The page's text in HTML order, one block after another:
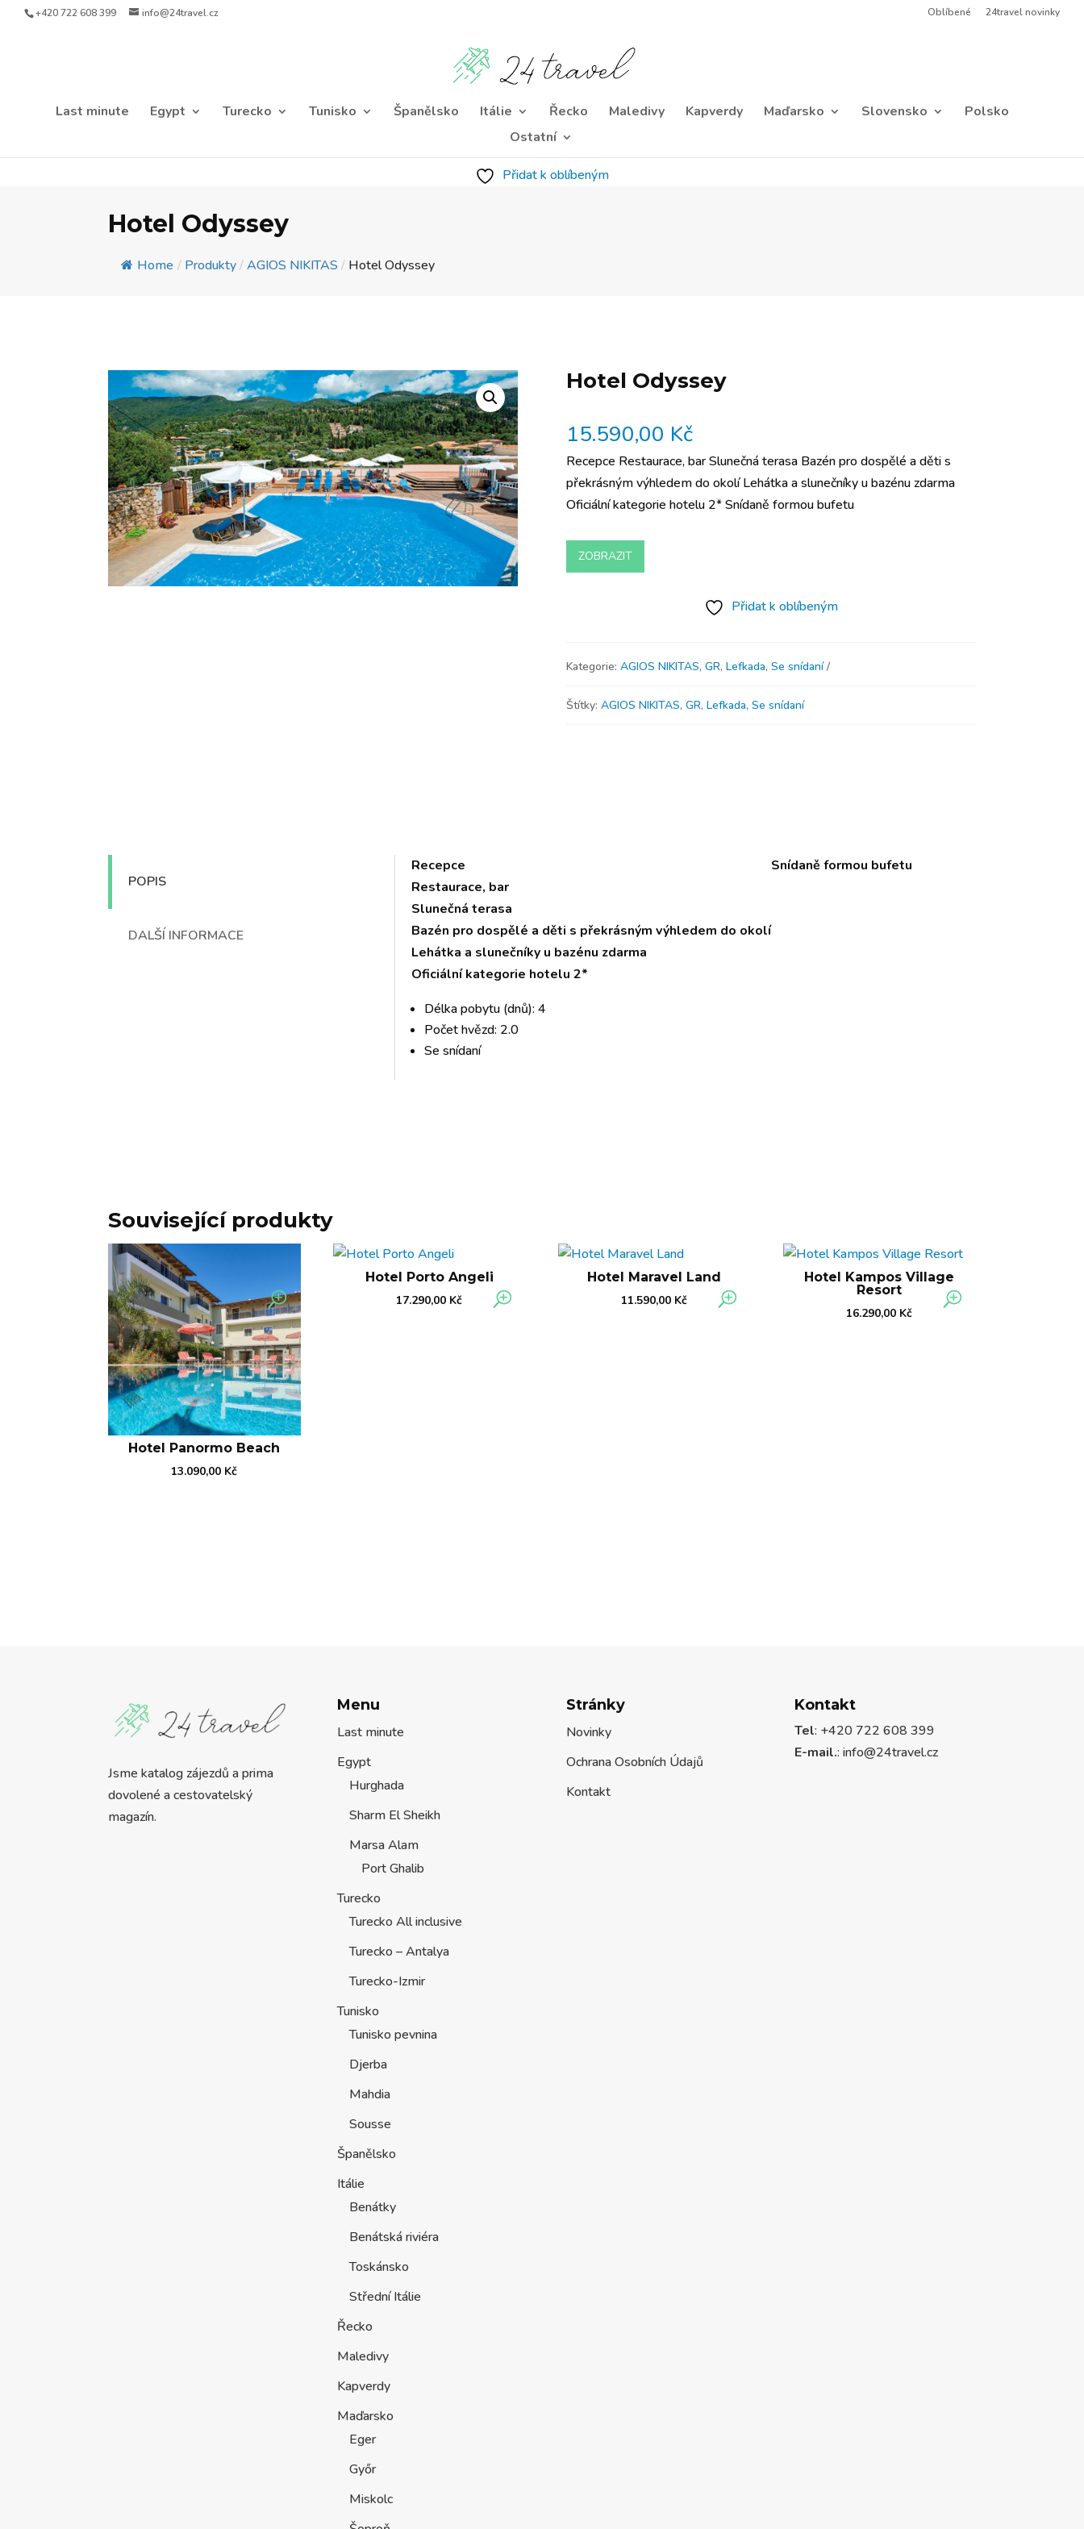
+420 722 608 399 info@24travel.cz Oblíbené 24travel novinky
Last minute Egypt Turecko Tunisko Španělsko Itálie Řecko Maledivy Kapverdy Maďarsko Slovensko
Polsko
Ostatní
Přidat k oblíbeným
Hotel Odyssey
Home / Produkty / AGIOS NIKITAS / Hotel Odyssey
Hotel Odyssey
15.590,00 Kč
Recepce Restaurace, bar Slunečná terasa Bazén pro dospělé a děti s
překrásným výhledem do okolí Lehátka a slunečníky u bazénu zdarma
Oficiální kategorie hotelu 2* Snídaně formou bufetu
ZOBRAZIT
Přidat k oblíbeným
Kategorie: AGIOS NIKITAS, GR, Lefkada, Se snídaní
Štítky: AGIOS NIKITAS, GR, Lefkada, Se snídaní
POPIS
DALŠÍ INFORMACE
Recepce
Restaurace, bar
Slunečná terasa
Bazén pro dospělé a děti s překrásným výhledem do okolí
Lehátka a slunečníky u bazénu zdarma
Oficiální kategorie hotelu 2*
Snídaně formou bufetu
Délka pobytu (dnů): 4
Počet hvězd: 2.0
Se snídaní
Související produkty
Hotel Panormo Beach
13.090,00 Kč
Hotel Porto Angeli
17.290,00 Kč
Hotel Maravel Land
11.590,00 Kč
Hotel Kampos Village
Resort
16.290,00 Kč
Jsme katalog zájezdů a prima
dovolené a cestovatelský
magazín.
Menu
Last minute
Egypt
Hurghada
Sharm El Sheikh
Marsa Alam
Port Ghalib
Turecko
Turecko All inclusive
Turecko – Antalya
Turecko-Izmir
Tunisko
Tunisko pevnina
Djerba
Mahdia
Sousse
Španělsko
Itálie
Benátky
Benátská riviéra
Toskánsko
Střední Itálie
Řecko
Maledivy
Kapverdy
Maďarsko
Eger
Győr
Miskolc
Stránky
Novinky
Ochrana Osobních Údajů
Kontakt
Kontakt
Tel: +420 722 608 399
E-mail.:info@24travel.cz